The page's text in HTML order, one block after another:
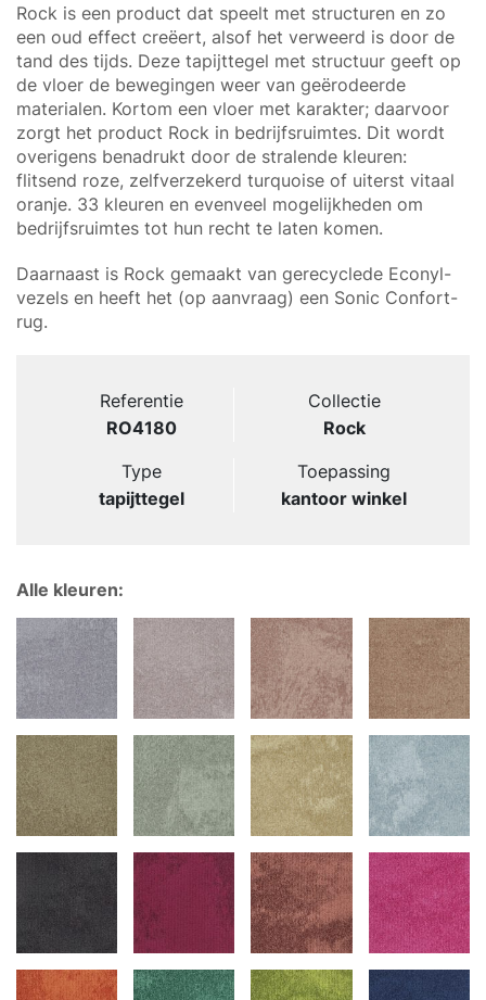
Rock is een product dat speelt met structuren en zo
een oud effect creëert, alsof het verweerd is door de
tand des tijds. Deze tapijttegel met structuur geeft op
de vloer de bewegingen weer van geërodeerde
materialen. Kortom een vloer met karakter; daarvoor
zorgt het product Rock in bedrijfsruimtes. Dit wordt
overigens benadrukt door de stralende kleuren:
flitsend roze, zelfverzekerd turquoise of uiterst vitaal
oranje. 33 kleuren en evenveel mogelijkheden om
bedrijfsruimtes tot hun recht te laten komen.
Daarnaast is Rock gemaakt van gerecyclede Econyl-
vezels en heeft het (op aanvraag) een Sonic Confort-
rug.
Referentie
RO4180
Collectie
Rock
Type
tapijttegel
Toepassing
kantoor winkel
Alle kleuren: